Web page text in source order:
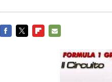
MAIL